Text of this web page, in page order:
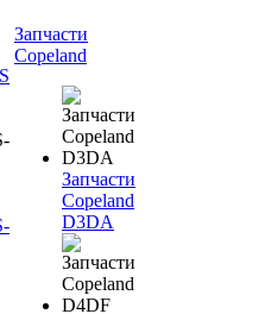
Запчасти
Copeland
Запчасти
Copeland
D3DA